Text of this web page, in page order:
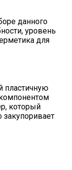
данного
уровень
для
пластичную
который
закупоривает